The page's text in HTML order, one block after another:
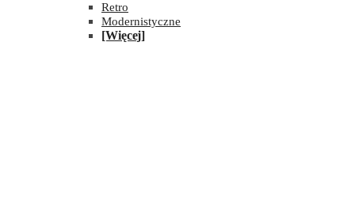
Retro
Modernistyczne
[Więcej]